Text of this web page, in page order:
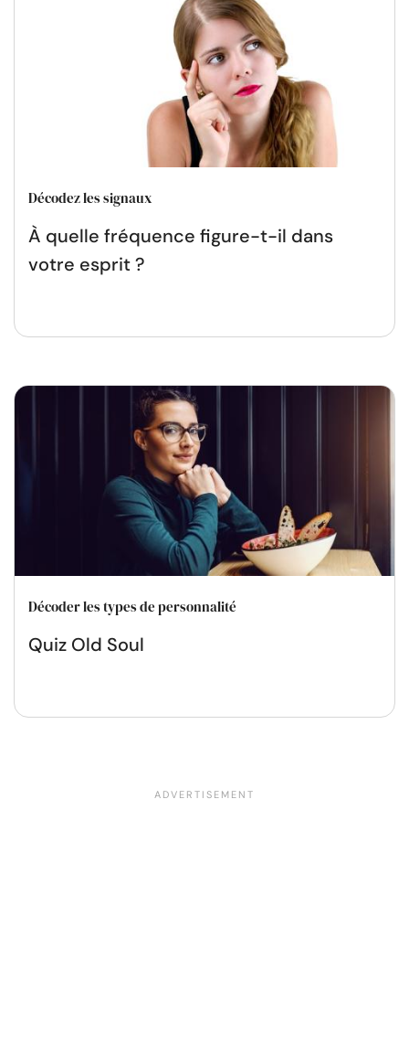
Décodez les signaux
À quelle fréquence figure-t-il dans
votre esprit ?
Décoder les types de personnalité
Quiz Old Soul